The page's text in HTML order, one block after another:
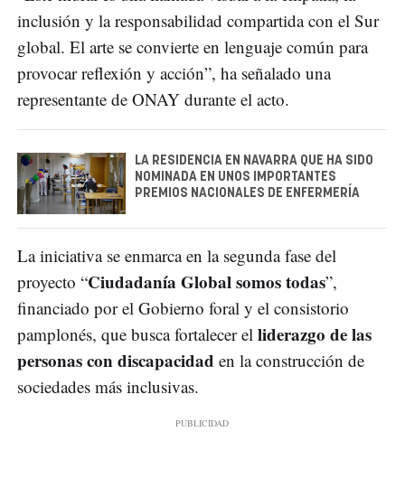
inclusión y la responsabilidad compartida con el Sur
global. El arte se convierte en lenguaje común para
provocar reflexión y acción”, ha señalado una
representante de ONAY durante el acto.
LA RESIDENCIA EN NAVARRA QUE HA SIDO
NOMINADA EN UNOS IMPORTANTES
PREMIOS NACIONALES DE ENFERMERÍA
La iniciativa se enmarca en la segunda fase del
proyecto “Ciudadanía Global somos todas”,
financiado por el Gobierno foral y el consistorio
pamplonés, que busca fortalecer el liderazgo de las
personas con discapacidad en la construcción de
sociedades más inclusivas.